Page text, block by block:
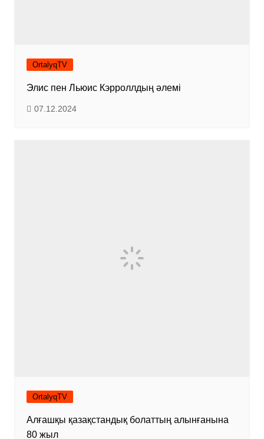
OrtalyqTV
Элис пен Льюис Кэрроллдың әлемі
07.12.2024
OrtalyqTV
Алғашқы қазақстандық болаттың алынғанына
80 жыл